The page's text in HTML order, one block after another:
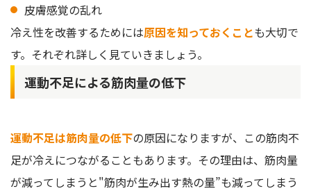
皮膚感覚の乱れ
冷え性を改善するためには原因を知っておくことも大切で
す。それぞれ詳しく見ていきましょう。
運動不足による筋肉量の低下
運動不足は筋肉量の低下の原因になりますが、この筋肉不
足が冷えにつながることもあります。その理由は、筋肉量
が減ってしまうと"筋肉が生み出す熱の量”も減ってしまう